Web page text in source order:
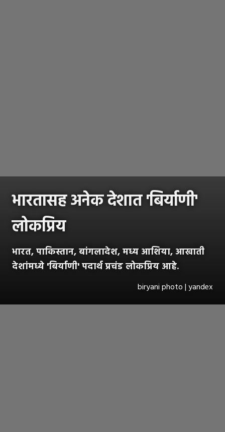
भारतासह अनेक देशात 'बिर्याणी'
लोकप्रिय
भारत, पाकिस्तान, बांगलादेश, मध्य आशिया, आखाती
देशांमध्ये 'बिर्याणी' पदार्थ प्रचंड लोकप्रिय आहे.
biryani photo | yandex